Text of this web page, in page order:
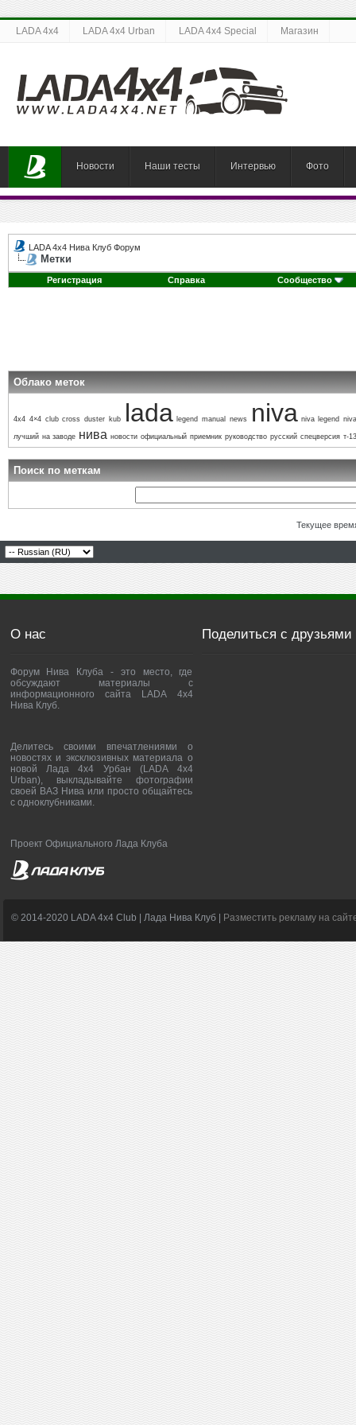
LADA 4x4 LADA 4x4 Urban LADA 4x4 Special Магазин
Новости Наши тесты Интервью Фото
LADA 4x4 Нива Клуб Форум
Метки
Регистрация Справка Сообщество
Облако меток
4x4 4×4 club cross duster kub lada legend manual news niva niva legend
лучший на заводе нива новости официальный приемник руководство русский спецверсия т-
Поиск по меткам
Текущее
О нас
Форум Нива Клуба - это место, где
обсуждают материалы с
информационного сайта LADA 4x4
Нива Клуб.
Делитесь своими впечатлениями о
новостях и эксклюзивных материала о
новой Лада 4х4 Урбан (LADA 4x4
Urban), выкладывайте фотографии
своей ВАЗ Нива или просто общайтесь
с одноклубниками.
Проект Официального Лада Клуба
Поделиться с друзьями
© 2014-2020 LADA 4x4 Club | Лада Нива Клуб | Разместить рекламу на